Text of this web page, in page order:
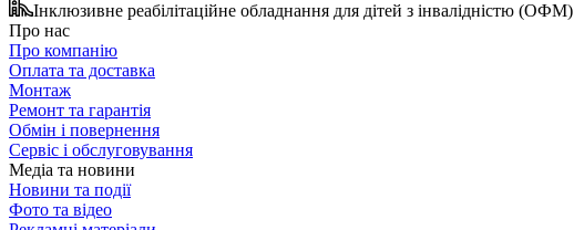
Інклюзивне реабілітаційне обладнання для дітей з інвалідністю (ОФМ)
Про нас
Про компанію
Оплата та доставка
Монтаж
Ремонт та гарантія
Обмін і повернення
Сервіс і обслуговування
Медіа та новини
Новини та події
Фото та відео